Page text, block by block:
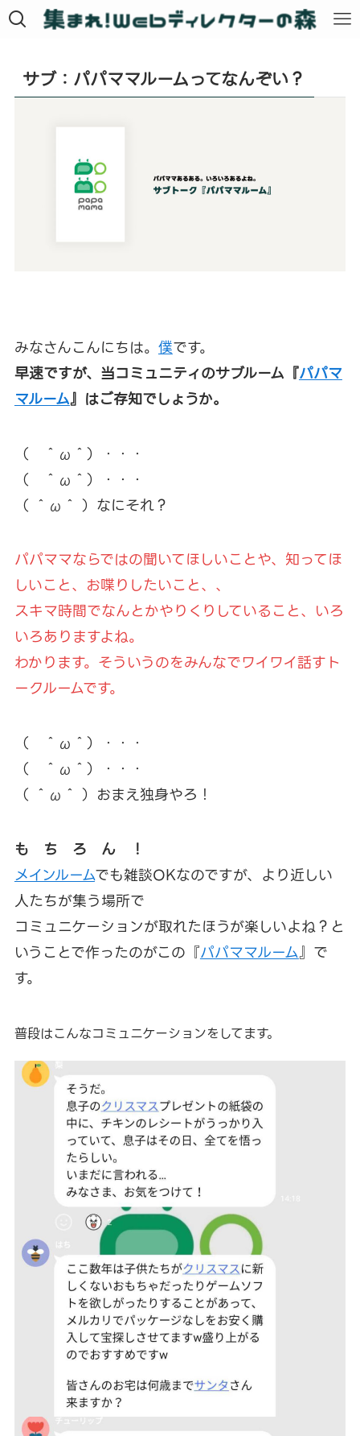
サブ：パパママルームってなんぞい？
みなさんこんにちは。 僕です。
早速ですが、当コミュニティのサブルーム『パパマ
マルーム』はご存知でしょうか。
（ ＾ω＾）・・・
（ ＾ω＾）・・・
（ ＾ω＾ ）なにそれ？
パパママならではの聞いてほしいことや、知ってほ
しいこと、お喋りしたいこと、、
スキマ時間でなんとかやりくりしていること、いろ
いろありますよね。
わかります。そういうのをみんなでワイワイ話すト
ークルームです。
（ ＾ω＾）・・・
（ ＾ω＾）・・・
（ ＾ω＾ ）おまえ独身やろ！
も ち ろ ん ！
メインルームでも雑談OKなのですが、より近しい
人たちが集う場所で
コミュニケーションが取れたほうが楽しいよね？と
いうことで作ったのがこの『パパママルーム』で
す。
普段はこんなコミュニケーションをしてます。